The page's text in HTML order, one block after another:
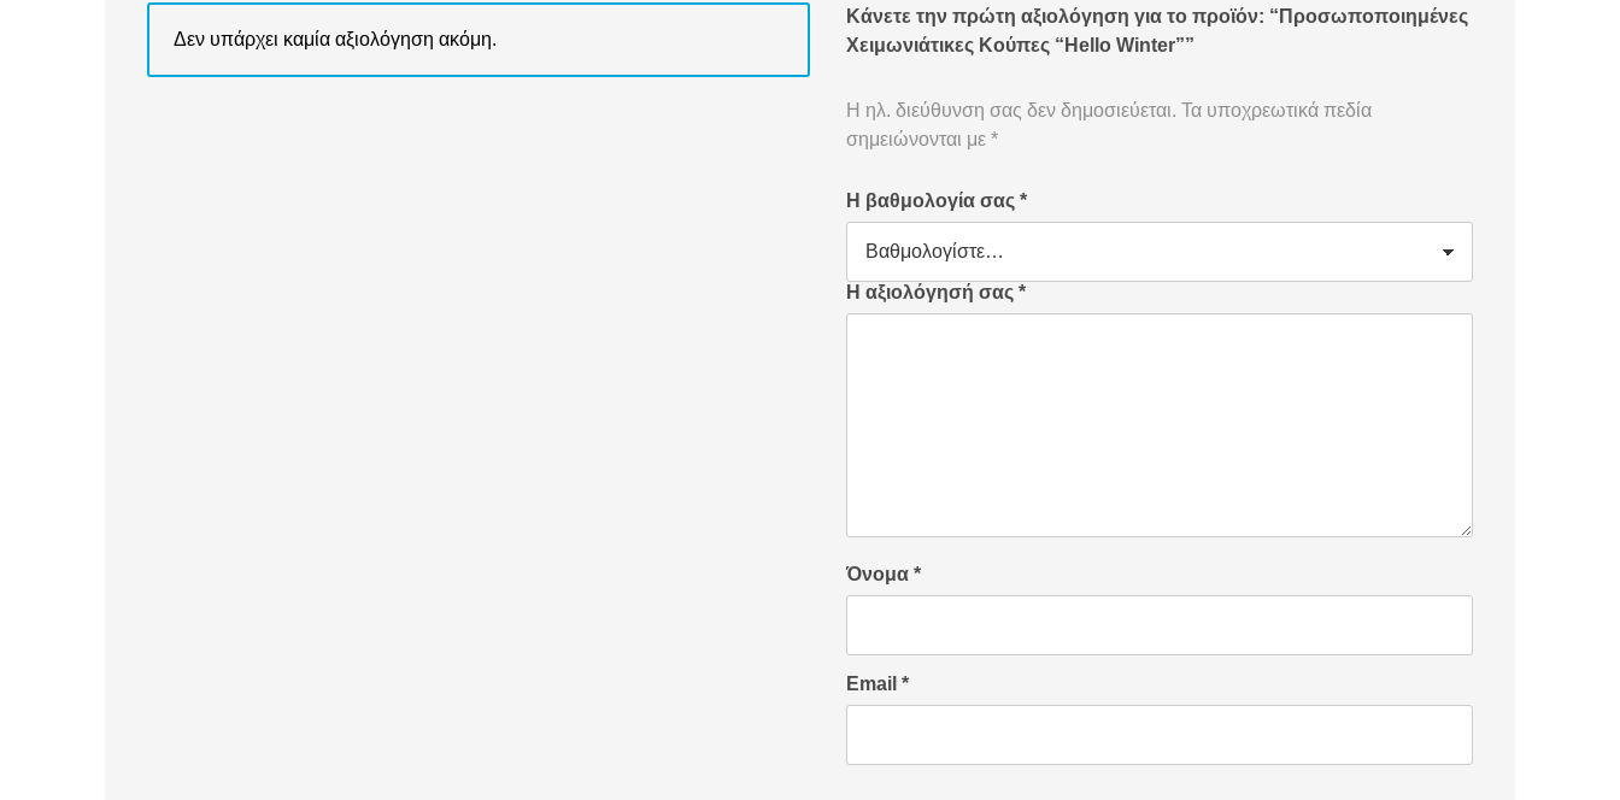
Δεν υπάρχει καμία αξιολόγηση ακόμη.
Κάνετε την πρώτη αξιολόγηση για το προϊόν: “Προσωποποιημένες
Χειμωνιάτικες Κούπες “Hello Winter””
Η ηλ. διεύθυνση σας δεν δημοσιεύεται. Τα υποχρεωτικά πεδία
σημειώνονται με *
Η βαθμολογία σας *
Η αξιολόγησή σας *
Όνομα *
Email *